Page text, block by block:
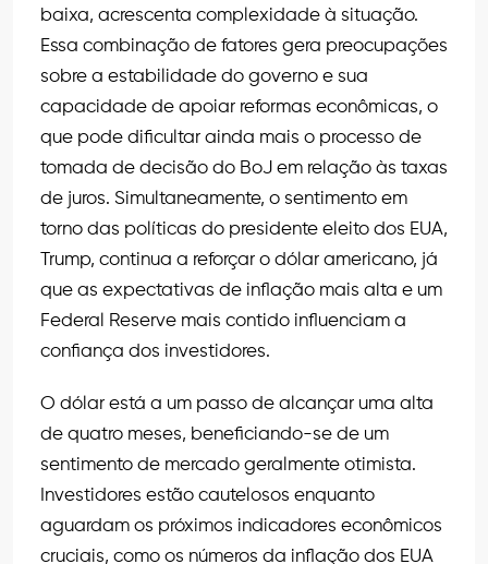
baixa, acrescenta complexidade à situação.
Essa combinação de fatores gera preocupações
sobre a estabilidade do governo e sua
capacidade de apoiar reformas econômicas, o
que pode dificultar ainda mais o processo de
tomada de decisão do BoJ em relação às taxas
de juros. Simultaneamente, o sentimento em
torno das políticas do presidente eleito dos EUA,
Trump, continua a reforçar o dólar americano, já
que as expectativas de inflação mais alta e um
Federal Reserve mais contido influenciam a
confiança dos investidores.
O dólar está a um passo de alcançar uma alta
de quatro meses, beneficiando-se de um
sentimento de mercado geralmente otimista.
Investidores estão cautelosos enquanto
aguardam os próximos indicadores econômicos
cruciais, como os números da inflação dos EUA